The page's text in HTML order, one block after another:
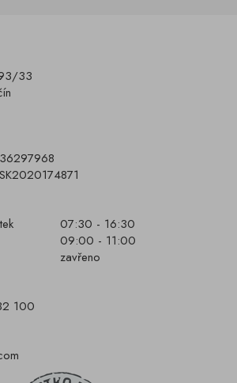
33
36297968
SK2020174871
07:30 - 16:30
09:00 - 11:00
zavřeno
100